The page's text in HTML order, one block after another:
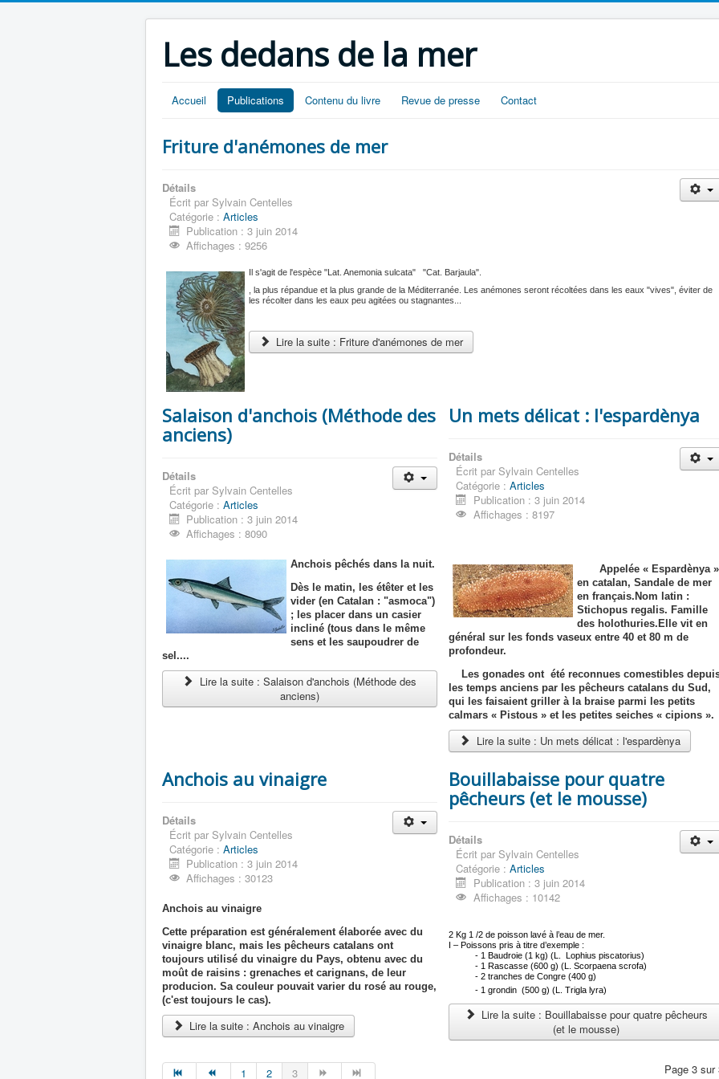
Les dedans de la mer
Accueil Publications Contenu du livre Revue de presse Contact
Friture d'anémones de mer
Détails
Écrit par Sylvain Centelles
Catégorie : Articles
Publication : 3 juin 2014
Affichages : 9256
Il s'agit de l'espèce "Lat. Anemonia sulcata" "Cat. Barjaula".
, la plus répandue et la plus grande de la Méditerranée. Les anémones seront récoltées dans les eaux "vives", éviter de
les récolter dans les eaux peu agitées ou stagnantes...
Lire la suite : Friture d'anémones de mer
Salaison d'anchois (Méthode des
anciens)
Détails
Écrit par Sylvain Centelles
Catégorie : Articles
Publication : 3 juin 2014
Affichages : 8090
Anchois pêchés dans la nuit.
Dès le matin, les étêter et les
vider (en Catalan : "asmoca")
; les placer dans un casier
incliné (tous dans le même
sens et les saupoudrer de
sel....
Lire la suite : Salaison d'anchois (Méthode des
anciens)
Un mets délicat : l'espardènya
Détails
Écrit parSylvain Centelles
Catégorie :Articles
Publication : 3 juin 2014
Affichages : 8197
Appelée « Espardènya »
en catalan, Sandale de mer
en français.Nom latin :
Stichopus regalis. Famille
des holothuries.Elle vit en
général sur les fonds vaseux entre 40 et 80 m de
profondeur.
Les gonades ont été reconnues comestibles
les temps anciens par les pêcheurs catalans du Sud,
qui les faisaient griller à la braise parmi les petits
calmars « Pistous » et les petites seiches « cipions ».
Lire la suite : Un mets délicat : l'espardènya
Anchois au vinaigre
Détails
Écrit par Sylvain Centelles
Catégorie : Articles
Publication : 3 juin 2014
Affichages : 30123
Anchois au vinaigre
Cette préparation est généralement élaborée avec du
vinaigre blanc, mais les pêcheurs catalans ont
toujours utilisé du vinaigre du Pays, obtenu avec du
moût de raisins : grenaches et carignans, de leur
producion. Sa couleur pouvait varier du rosé au rouge,
(c'est toujours le cas).
Lire la suite : Anchois au vinaigre
Bouillabaisse pour quatre
pêcheurs (et le mousse)
Détails
Écrit parSylvain Centelles
Catégorie :Articles
Publication : 3 juin 2014
Affichages : 10142
2 Kg 1 /2 de poisson lavé à l’eau de mer.
I – Poissons pris à titre d’exemple :
- 1 Baudroie (1 kg) (L. Lophius piscatorius)
- 1 Rascasse (600 g) (L. Scorpaena scrofa)
- 2 tranches de Congre (400 g)
- 1 grondin (500 g) (L. Trigla lyra)
Lire la suite : Bouillabaisse pour quatre pêcheurs
(et le mousse)
Page 3 sur
1 2 3